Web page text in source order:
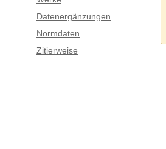
Datenergänzungen
Normdaten
Zitierweise